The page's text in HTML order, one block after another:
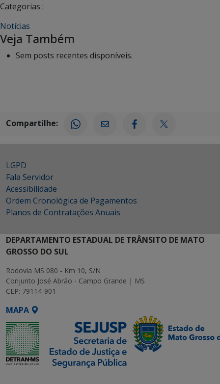
Categorias :
Notícias
Veja Também
Sem posts recentes disponíveis.
Compartilhe:
LGPD
Fala Servidor
Acessibilidade
Ordem Cronológica de Pagamentos
Planos de Contratações Anuais
DEPARTAMENTO ESTADUAL DE TRÂNSITO DE MATO
GROSSO DO SUL
Rodovia MS 080 - Km 10, S/N
Conjunto José Abrão - Campo Grande | MS
CEP: 79114-901
MAPA